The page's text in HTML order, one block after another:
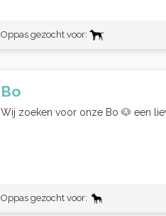
Oppas gezocht voor:
Bo
Wij zoeken voor onze Bo 🐶 een
Oppas gezocht voor: